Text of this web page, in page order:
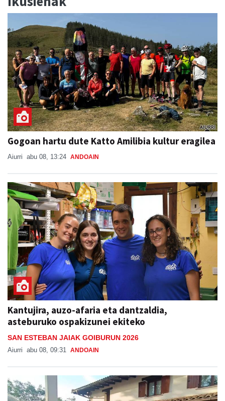
Gogoan hartu dute Katto Amilibia kultur eragilea
Aiurri abu 08, 13:24 ANDOAIN
Kantujira, auzo-afaria eta dantzaldia,
asteburuko ospakizunei ekiteko
SAN ESTEBAN JAIAK GOIBURUN 2026
Aiurri abu 08, 09:31 ANDOAIN